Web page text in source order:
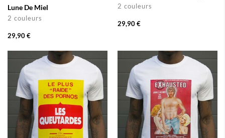
Lune De Miel
2 couleurs
29,90 €
2 couleurs
29,90 €